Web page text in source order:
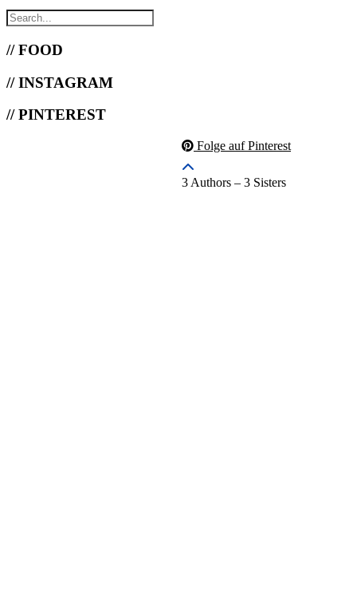
// FOOD
// INSTAGRAM
// PINTEREST
Folge auf Pinterest
3 Authors – 3 Sisters